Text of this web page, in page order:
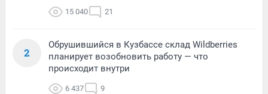
15 040 21
2
Обрушившийся в Кузбассе склад Wildberries
планирует возобновить работу — что
происходит внутри
6 437 9